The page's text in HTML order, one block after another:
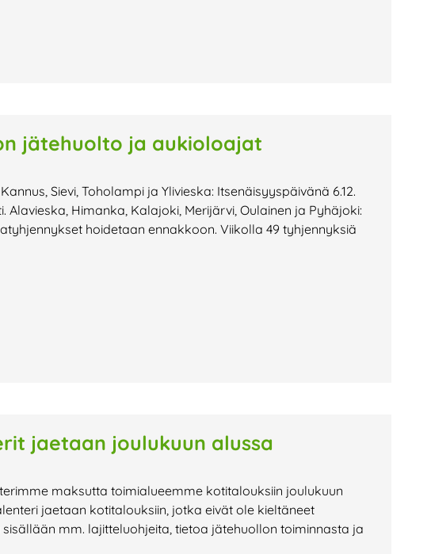
jätehuolto ja aukioloajat
Sievi, Toholampi ja Ylivieska: Itsenäisyyspäivänä 6.12.
Himanka, Kalajoki, Merijärvi, Oulainen ja Pyhäjoki:
hoidetaan ennakkoon. Viikolla 49 tyhjennyksiä
jaetaan joulukuun alussa
maksutta toimialueemme kotitalouksiin joulukuun
jaetaan kotitalouksiin, jotka eivät ole kieltäneet
mm. lajitteluohjeita, tietoa jätehuollon toiminnasta ja